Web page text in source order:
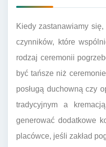
Kiedy zastanawiamy
czynników, które
rodzaj ceremonii
być tańsze niż
posługą duchowną czy
tradycyjnym a
generować dodatkowe
placówce, jeśli zakład